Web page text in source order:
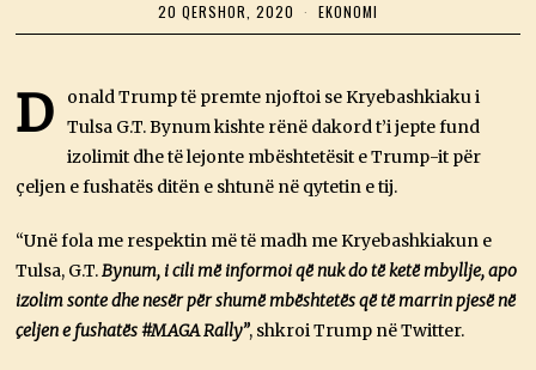
20 QERSHOR, 2020
0
R
S
H
O
R
,
2
EKONOMI
D
onald Trump të premte njoftoi se Kryebashkiaku i
Tulsa G.T. Bynum kishte rënë dakord t’i jepte fund
izolimit dhe të lejonte mbështetësit e Trump-it për
çeljen e fushatës ditën e shtunë në qytetin e tij.
“Unë fola me respektin më të madh me Kryebashkiakun e
Tulsa, G.T.Bynum, i cili më informoi që nuk do të ketë mbyllje, apo
izolim sonte dhe nesër për shumë mbështetës që të marrin pjesë në
çeljen e fushatës #MAGA Rally”, shkroi Trump në Twitter.